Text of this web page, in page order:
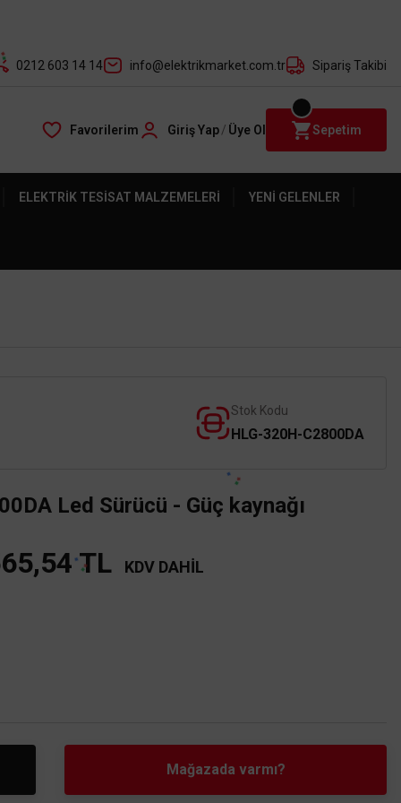
0212 603 14 14 info@elektrikmarket.com.tr Sipariş Takibi
Favorilerim Giriş Yap/ Üye Ol Sepetim
ELEKTRIK TESISAT MALZEMELERI YENI GELENLER
Stok Kodu
HLG-320H-C2800DA
Led Sürücü - Güç kaynağı
TL KDV DAHİL
Mağazada varmı?